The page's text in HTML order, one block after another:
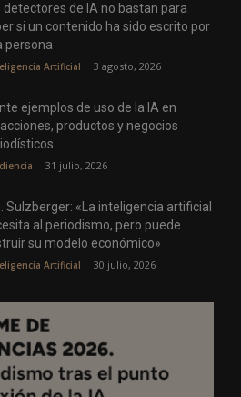
detectores de IA no bastan para
si un contenido ha sido escrito por
persona
Artificial 3 agosto, 2026
ejemplos de uso de la IA en
productos y negocios
31 julio, 2026
Sulzberger: «La inteligencia artificial
al periodismo, pero puede
su modelo económico»
Artificial 30 julio, 2026